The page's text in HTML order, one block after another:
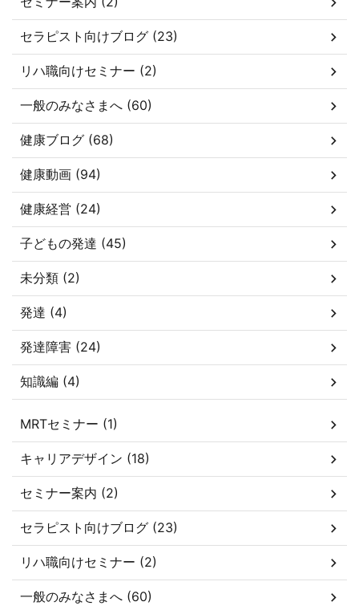
セラピスト向けブログ (23)
リハ職向けセミナー (2)
一般のみなさまへ (60)
健康ブログ (68)
健康動画 (94)
健康経営 (24)
子どもの発達 (45)
未分類 (2)
発達 (4)
発達障害 (24)
知識編 (4)
MRTセミナー (1)
キャリアデザイン (18)
セミナー案内 (2)
セラピスト向けブログ (23)
リハ職向けセミナー (2)
一般のみなさまへ (60)